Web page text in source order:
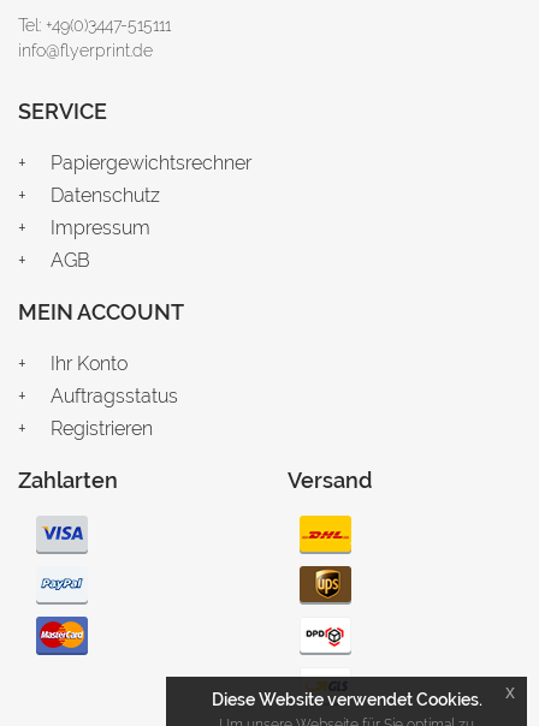
Tel: +49(0)3447-515111
info@flyerprint.de
SERVICE
Papiergewichtsrechner
Datenschutz
Impressum
AGB
MEIN ACCOUNT
Ihr Konto
Auftragsstatus
Registrieren
Zahlarten Versand
Diese Website verwendet Cookies. x